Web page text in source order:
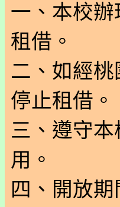
一、本校
租借。
二、如經
停止租借。
三、遵守
用。
四、開放